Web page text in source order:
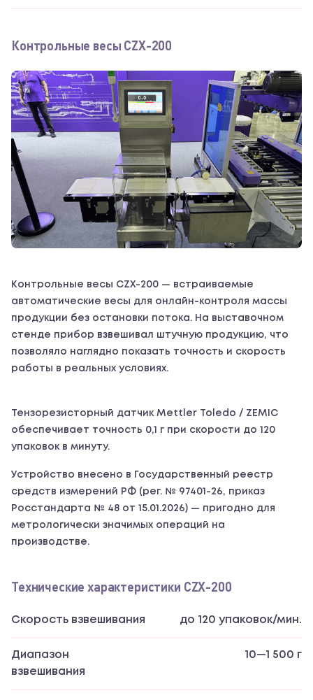
Контрольные весы CZX-200
Контрольные весы CZX-200 — встраиваемые
автоматические весы для онлайн-контроля массы
продукции без остановки потока. На выставочном
стенде прибор взвешивал штучную продукцию, что
позволяло наглядно показать точность и скорость
работы в реальных условиях.
Тензорезисторный датчик Mettler Toledo / ZEMIC
обеспечивает точность 0,1 г при скорости до 120
упаковок в минуту.
Устройство внесено в Государственный реестр
средств измерений РФ (рег. № 97401-26, приказ
Росстандарта № 48 от 15.01.2026) — пригодно для
метрологически значимых операций на
производстве.
Технические характеристики CZX-200
Скорость взвешивания до 120 упаковок/мин.
Диапазон
взвешивания
10—1 500 г